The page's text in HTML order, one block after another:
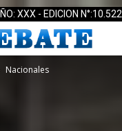
XXX - EDICION N°:10.522
Nacionales